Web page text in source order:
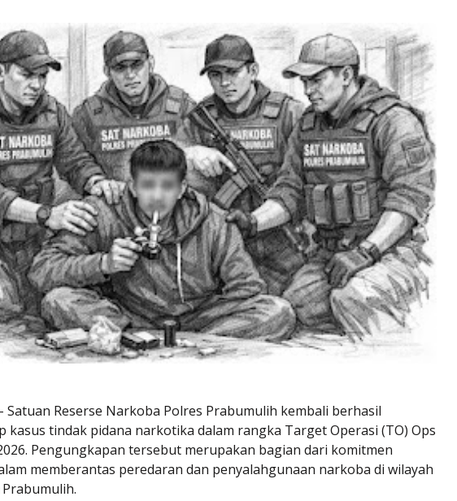
Satuan Reserse Narkoba Polres Prabumulih kembali berhasil
kasus tindak pidana narkotika dalam rangka Target Operasi (TO) Ops
Pengungkapan tersebut merupakan bagian dari komitmen
memberantas peredaran dan penyalahgunaan narkoba di wilayah